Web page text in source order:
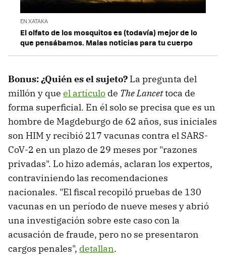
EN XATAKA
El olfato de los mosquitos es (todavía) mejor de lo
que pensábamos. Malas noticias para tu cuerpo
Bonus: ¿Quién es el sujeto? La pregunta del
millón y que el artículo de The Lancettoca de
forma superficial. En él solo se precisa que es un
hombre de Magdeburgo de 62 años, sus iniciales
son HIM y recibió 217 vacunas contra el SARS-
CoV-2 en un plazo de 29 meses por "razones
privadas". Lo hizo además, aclaran los expertos,
contraviniendo las recomendaciones
nacionales. "El fiscal recopiló pruebas de 130
vacunas en un período de nueve meses y abrió
una investigación sobre este caso con la
acusación de fraude, pero no se presentaron
cargos penales", detallan.